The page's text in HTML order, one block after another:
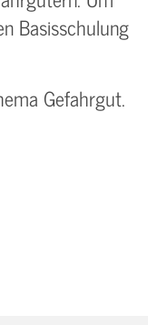
Basisschulung
Gefahrgut.